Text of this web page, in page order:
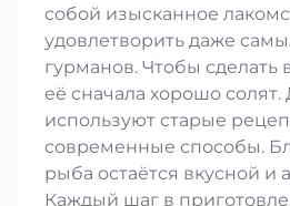
собой изысканное
удовлетворить даже
гурманов. Чтобы сделать
её сначала хорошо солят.
используют старые
современные способы.
рыба остаётся вкусной и
Каждый шаг в